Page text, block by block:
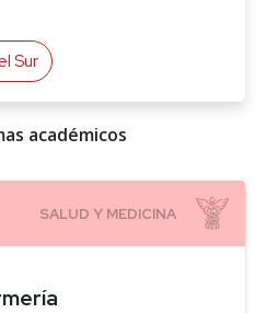
Sur
académicos